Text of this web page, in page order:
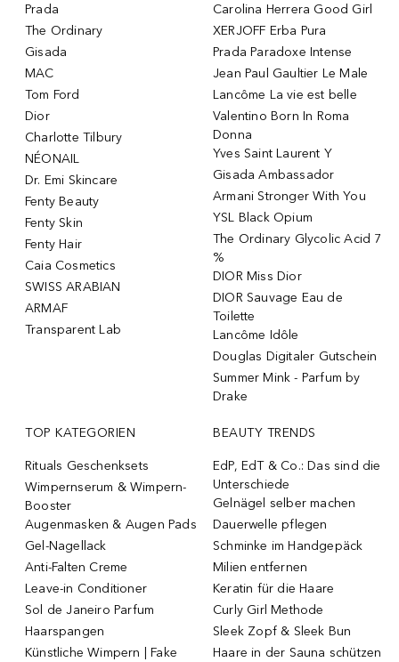
Prada
The Ordinary
Gisada
MAC
Tom Ford
Dior
Charlotte Tilbury
NÉONAIL
Dr. Emi Skincare
Fenty Beauty
Fenty Skin
Fenty Hair
Caia Cosmetics
SWISS ARABIAN
ARMAF
Transparent Lab
Carolina Herrera Good Girl
XERJOFF Erba Pura
Prada Paradoxe Intense
Jean Paul Gaultier Le Male
Lancôme La vie est belle
Valentino Born In Roma
Donna
Yves Saint Laurent Y
Gisada Ambassador
Armani Stronger With You
YSL Black Opium
The Ordinary Glycolic Acid 7
%
DIOR Miss Dior
DIOR Sauvage Eau de
Toilette
Lancôme Idôle
Douglas Digitaler Gutschein
Summer Mink - Parfum by
Drake
TOP KATEGORIEN
Rituals Geschenksets
Wimpernserum & Wimpern-
Booster
Augenmasken & Augen Pads
Gel-Nagellack
Anti-Falten Creme
Leave-in Conditioner
Sol de Janeiro Parfum
Haarspangen
Künstliche Wimpern | Fake
BEAUTY TRENDS
EdP, EdT & Co.: Das sind die
Unterschiede
Gelnägel selber machen
Dauerwelle pflegen
Schminke im Handgepäck
Milien entfernen
Keratin für die Haare
Curly Girl Methode
Sleek Zopf & Sleek Bun
Haare in der Sauna schützen